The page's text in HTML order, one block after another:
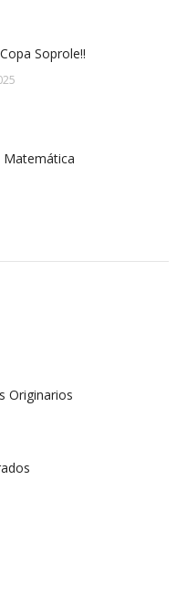
Soprole!!
Matemática
Originarios